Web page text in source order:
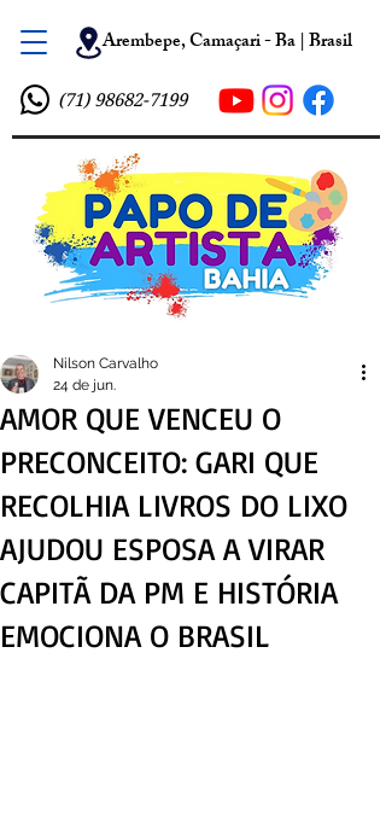
Arembepe, Camaçari - Ba | Brasil
(71) 98682-7199
AMOR QUE VENCEU O
PRECONCEITO: GARI QUE
RECOLHIA LIVROS DO LIXO
AJUDOU ESPOSA A VIRAR
CAPITÃ DA PM E HISTÓRIA
EMOCIONA O BRASIL
Nilson Carvalho
24 de jun.